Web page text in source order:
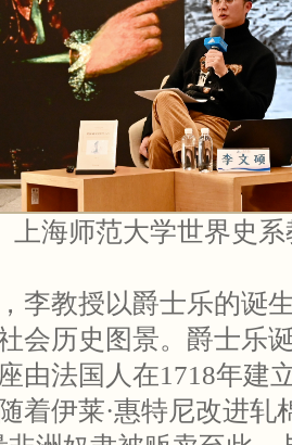
上海师范大学世界史
李教授以爵士乐的诞
会历史图景。爵士乐
由法国人在1718年建
着伊莱·惠特尼改进轧